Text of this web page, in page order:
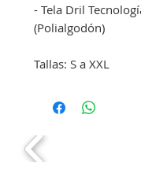
- Tela Dril
(Polialgodón)
Tallas: S a XXL